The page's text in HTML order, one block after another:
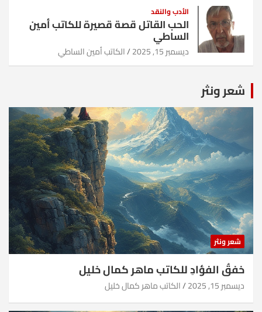
الأدب والنقد
الحب القاتل قصة قصيرة للكاتب أمين
الساطي
ديسمبر 15, 2025 الكاتب أمين الساطي
شعر ونثر
شعر ونثر
خفقُ الفؤادِ للكاتب ماهر كمال خليل
ديسمبر 15, 2025 الكاتب ماهر كمال خليل